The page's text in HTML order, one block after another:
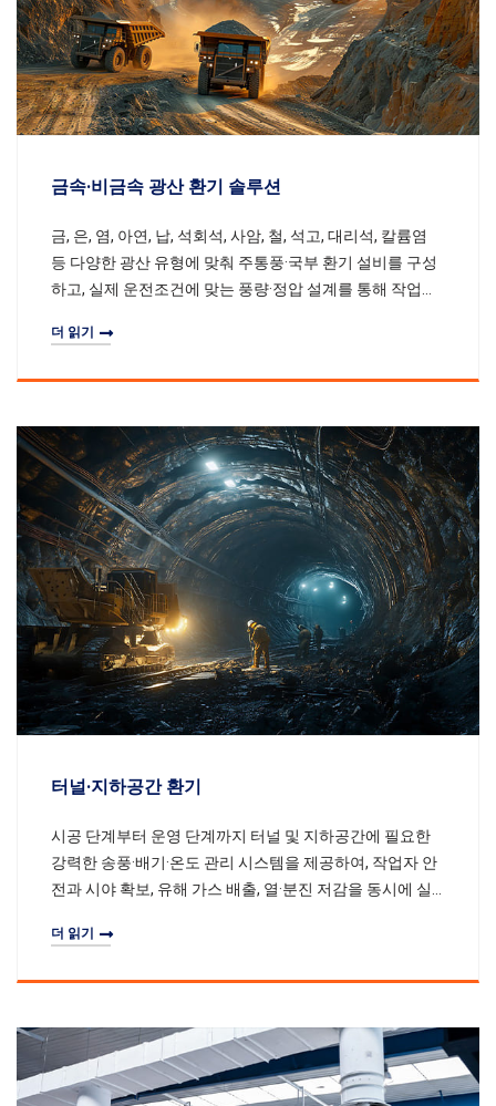
금속·비금속 광산 환기 솔루션
금, 은, 염, 아연, 납, 석회석, 사암, 철, 석고, 대리석, 칼륨염
등 다양한 광산 유형에 맞춰 주통풍·국부 환기 설비를 구성
하고, 실제 운전조건에 맞는 풍량·정압 설계를 통해 작업자
더 읽기
터널·지하공간 환기
시공 단계부터 운영 단계까지 터널 및 지하공간에 필요한
강력한 송풍·배기·온도 관리 시스템을 제공하여, 작업자 안
전과 시야 확보, 유해 가스 배출, 열·분진 저감을 동시에 실
더 읽기